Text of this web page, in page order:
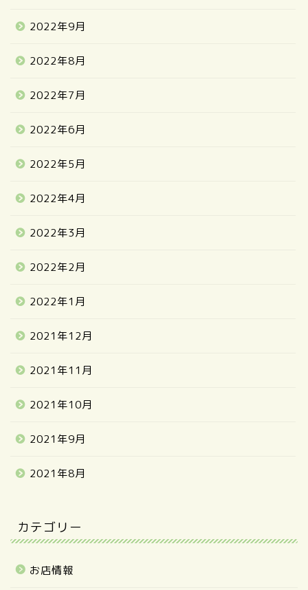
2022年9月
2022年8月
2022年7月
2022年6月
2022年5月
2022年4月
2022年3月
2022年2月
2022年1月
2021年12月
2021年11月
2021年10月
2021年9月
2021年8月
カテゴリー
お店情報